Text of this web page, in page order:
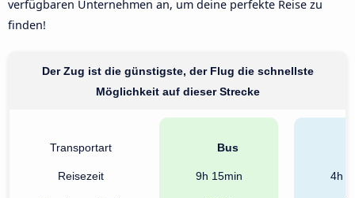
verfügbaren Unternehmen an, um deine perfekte Reise zu
finden!
Der Zug ist die günstigste, der Flug die schnellste
Möglichkeit auf dieser Strecke
Transportart
Reisezeit
Bus
9h 15min 4h